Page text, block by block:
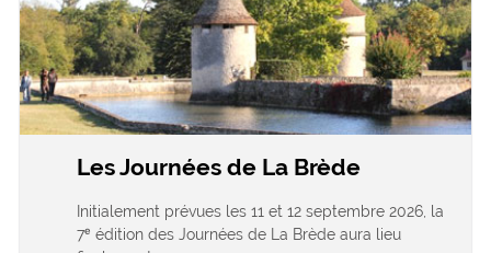
Les Journées de La Brède
Initialement prévues les 11 et 12 septembre 2026, la
7ᵉ édition des Journées de La Brède aura lieu